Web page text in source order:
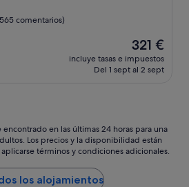
comentarios)
El
precio
actual
321 €
incluye tasas e impuestos
Del 1 sept al 2 sept
en las últimas 24 horas para una
Los precios y la disponibilidad están
términos y condiciones adicionales.
los alojamientos